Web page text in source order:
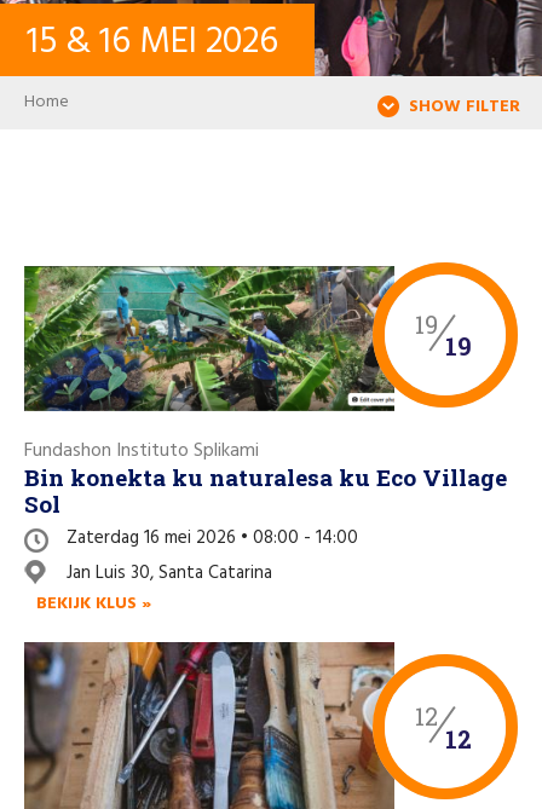
CONTACT
WACHTWOORD
Zoeken
Like us on Facebook
15 &16 MEI 2026
Breadcrumb
Home SHOW FILTER
19
19
Fundashon Instituto Splikami
Bin konekta ku naturalesa ku Eco Village
Sol
Zaterdag 16 mei 2026 • 08:00 - 14:00
Jan Luis 30, Santa Catarina
BEKIJK KLUS »
12
12